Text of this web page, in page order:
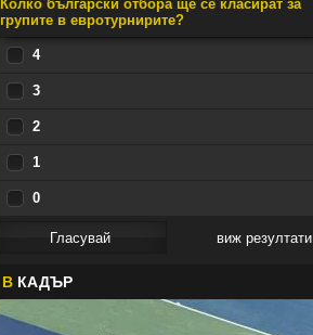
Колко български отбора ще се класират за
групите в евротурнирите?
4
3
2
1
0
виж резултати
В КАДЪР